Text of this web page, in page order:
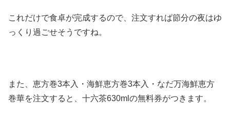
これだけで食卓が完成するので、注文すれば節分の夜はゆ
っくり過ごせそうですね。
また、恵方巻3本入・海鮮恵方巻3本入・なだ万海鮮恵方
巻華を注文すると、十六茶630mlの無料券がつきます。